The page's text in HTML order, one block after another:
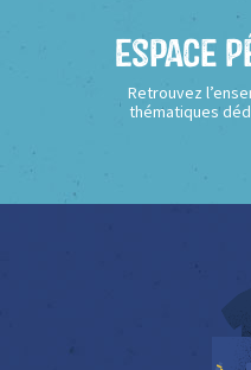
Espace
Retrouvez
thématiques